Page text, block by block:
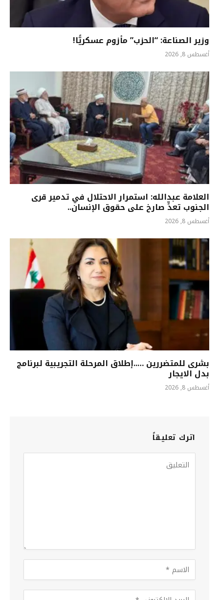
وزير الصناعة: “الحزب” مأزوم عسكريًّا!
أغسطس 8, 2026
العلامة عبدالله: استمرار الاحتلال في تدمير قرى
الجنوب تعدٍّ صارخ على حقوق الإنسان..
أغسطس 8, 2026
بشرى للمتضررين …..إطلاق المرحلة التجريبية لبرنامج
بدل الايجار
أغسطس 8, 2026
اترك تعليقاً